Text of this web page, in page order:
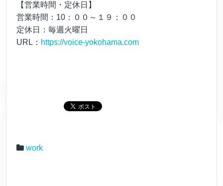
【営業時間・定休日】
営業時間：10：００～１９：００
定休日：毎週火曜日
URL： https://voice-yokohama.com
work